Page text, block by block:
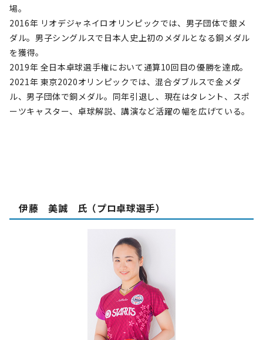
場。
2016年 リオデジャネイロオリンピックでは、男子団体で銀メ
ダル。男子シングルスで日本人史上初のメダルとなる銅メダル
を獲得。
2019年 全日本卓球選手権において通算10回目の優勝を達成。
2021年 東京2020オリンピックでは、混合ダブルスで金メダ
ル、男子団体で銅メダル。同年引退し、現在はタレント、スポ
ーツキャスター、卓球解説、講演など活躍の幅を広げている。
伊藤 美誠 氏（プロ卓球選手）